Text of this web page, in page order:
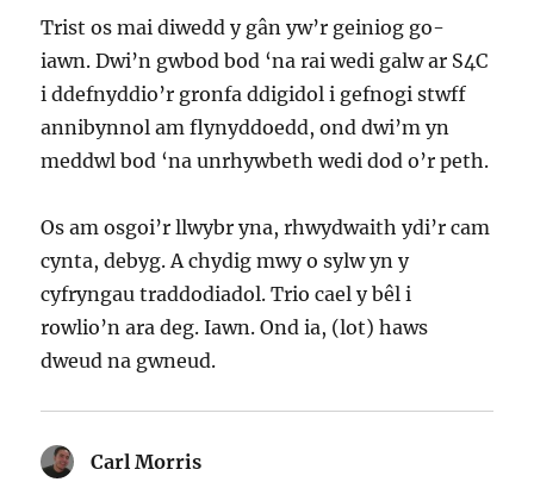
Trist os mai diwedd y gân yw’r geiniog go-
iawn. Dwi’n gwbod bod ‘na rai wedi galw ar S4C
i ddefnyddio’r gronfa ddigidol i gefnogi stwff
annibynnol am flynyddoedd, ond dwi’m yn
meddwl bod ‘na unrhywbeth wedi dod o’r peth.
Os am osgoi’r llwybr yna, rhwydwaith ydi’r cam
cynta, debyg. A chydig mwy o sylw yn y
cyfryngau traddodiadol. Trio cael y bêl i
rowlio’n ara deg. Iawn. Ond ia, (lot) haws
dweud na gwneud.
Carl Morris